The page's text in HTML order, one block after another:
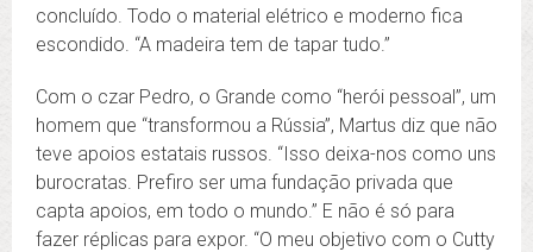
concluído. Todo o material elétrico e moderno fica
escondido. “A madeira tem de tapar tudo.”
Com o czar Pedro, o Grande como “herói pessoal”, um
homem que “transformou a Rússia”, Martus diz que não
teve apoios estatais russos. “Isso deixa-nos como uns
burocratas. Prefiro ser uma fundação privada que
capta apoios, em todo o mundo.” E não é só para
fazer réplicas para expor. “O meu objetivo com o Cutty